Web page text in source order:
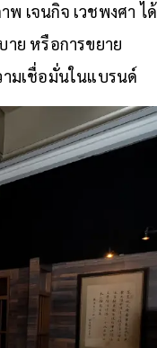
เจนกิจ เวชพงศา ได้
ย หรือการขยาย
มเชื่อมั่นในแบรนด์